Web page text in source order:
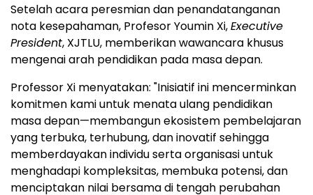
Setelah acara peresmian dan penandatanganan
nota kesepahaman, Profesor Youmin Xi,Executive
President, XJTLU, memberikan wawancara khusus
mengenai arah pendidikan pada masa depan.
Professor Xi menyatakan: "Inisiatif ini mencerminkan
komitmen kami untuk menata ulang pendidikan
masa depan—membangun ekosistem pembelajaran
yang terbuka, terhubung, dan inovatif sehingga
memberdayakan individu serta organisasi untuk
menghadapi kompleksitas, membuka potensi, dan
menciptakan nilai bersama di tengah perubahan